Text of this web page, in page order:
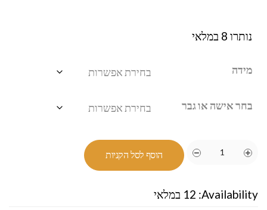
נותרו 8 במלאי
מידה
בחר אישה או גבר
הוסף לסל הקניות
Availability: 12 במלאי